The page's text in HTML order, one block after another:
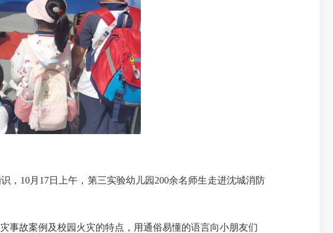
10月17日上午，第三实验幼儿园200余名师生走进沈城消防
故案例及校园火灾的特点，用通俗易懂的语言向小朋友们